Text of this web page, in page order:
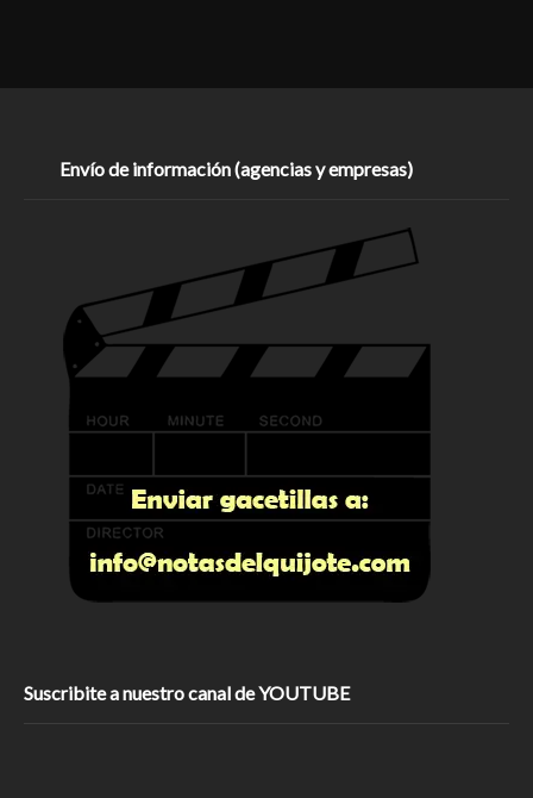
Envío de información (agencias y empresas)
Suscribite a nuestro canal de YOUTUBE